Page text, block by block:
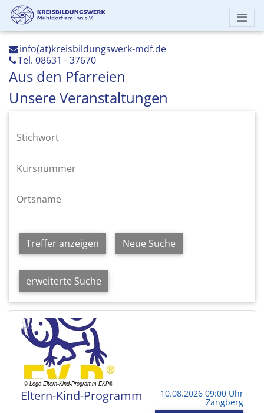
info(at)kreisbildungswerk-mdf.de
Tel. 08631 - 37670
Aus den Pfarreien
Unsere Veranstaltungen
Treffer anzeigen Neue Suche
erweiterte Suche
Eltern-Kind-Programm 10.08.2026 09:00 Uhr
Zangberg